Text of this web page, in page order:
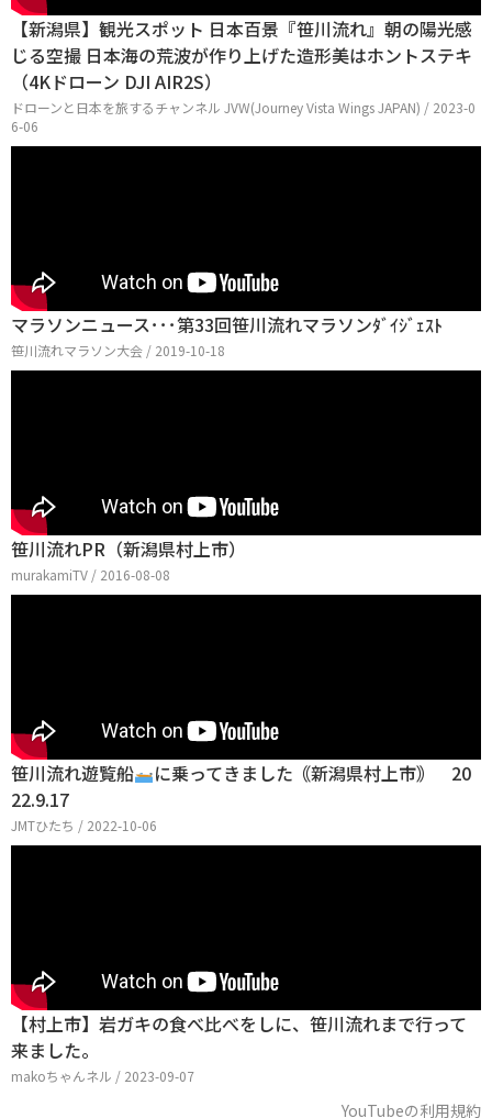
【新潟県】観光スポット 日本百景『笹川流れ』朝の陽光感
じる空撮 日本海の荒波が作り上げた造形美はホントステキ
（4Kドローン DJI AIR2S）
ドローンと日本を旅するチャンネル JVW(Journey Vista Wings JAPAN) / 2023-0
6-06
マラソンニュース･･･第33回笹川流れマラソンﾀﾞｲｼﾞｪｽﾄ
笹川流れマラソン大会 / 2019-10-18
笹川流れPR（新潟県村上市）
murakamiTV / 2016-08-08
笹川流れ遊覧船
に乗ってきました｟新潟県村上市｠ 20
22.9.17
JMTひたち / 2022-10-06
【村上市】岩ガキの食べ比べをしに、笹川流れまで行って
来ました。
makoちゃんネル / 2023-09-07
YouTubeの利用規約